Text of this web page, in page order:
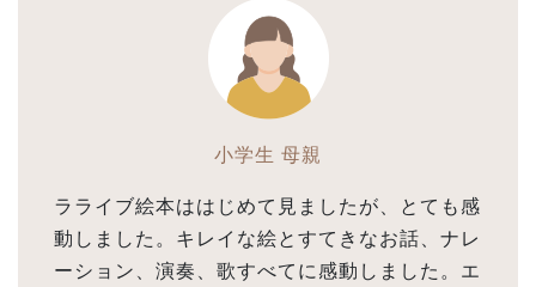
小学生 母親
ラライブ絵本ははじめて見ましたが、とても感
動しました。キレイな絵とすてきなお話、ナレ
ーション、演奏、歌すべてに感動しました。エ